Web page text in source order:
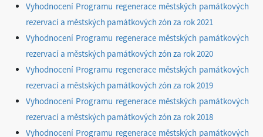
Vyhodnocení Programu regenerace městských památkových
rezervací a městských památkových zón za rok 2021
Vyhodnocení Programu regenerace městských památkových
rezervací a městských památkových zón za rok 2020
Vyhodnocení Programu regenerace městských památkových
rezervací a městských památkových zón za rok 2019
Vyhodnocení Programu regenerace městských památkových
rezervací a městských památkových zón za rok 2018
Vyhodnocení Programu regenerace městských památkových